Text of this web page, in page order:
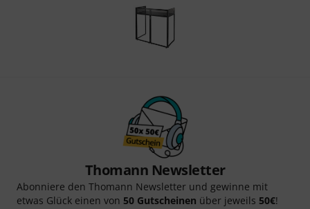
Thomann Newsletter
Abonniere den Thomann Newsletter und gewinne mit
etwas Glück einen von 50 Gutscheinen über jeweils 50€!